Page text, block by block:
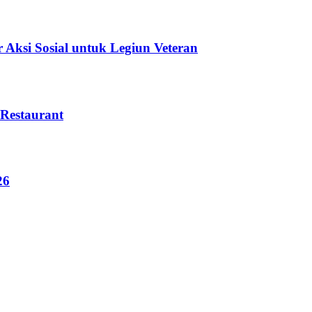
Sosial untuk Legiun Veteran